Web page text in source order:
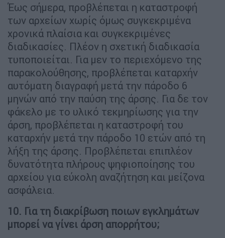
Έως σήμερα, προβλέπεται η καταστροφή
των αρχείων χωρίς όμως συγκεκριμένα
χρονικά πλαίσια και συγκεκριμένες
διαδικασίες. Πλέον η σχετική διαδικασία
τυποποιείται. Για μεν το περιεχόμενο της
παρακολούθησης, προβλέπεται καταρχήν
αυτόματη διαγραφή μετά την πάροδο 6
μηνών από την παύση της άρσης. Για δε τον
φάκελο με το υλικό τεκμηρίωσης για την
άρση, προβλέπεται η καταστροφή του
καταρχήν μετά την πάροδο 10 ετών από τη
λήξη της άρσης. Προβλέπεται επιπλέον
δυνατότητα πλήρους ψηφιοποίησης του
αρχείου για εύκολη αναζήτηση και μείζονα
ασφάλεια.
10. Για τη διακρίβωση ποιων εγκλημάτων
μπορεί να γίνει άρση απορρήτου;